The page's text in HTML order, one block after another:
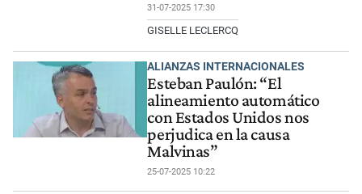
31-07-2025 17:30
GISELLE LECLERCQ
ALIANZAS INTERNACIONALES
Esteban Paulón: “El
alineamiento automático
con Estados Unidos nos
perjudica en la causa
Malvinas”
25-07-2025 10:22